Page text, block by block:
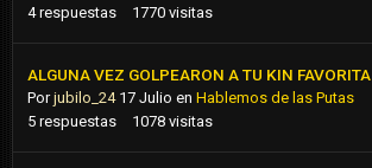
4 respuestas 1770 visitas
ALGUNA VEZ GOLPEARON A TU KIN FAVORITA
Porjubilo_24 17 Julio en Hablemos de las Putas
5 respuestas 1078 visitas